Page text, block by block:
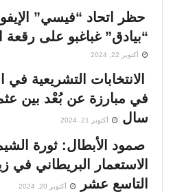
حظر اتحاد “فيسي”
“بيادق” غباغبو على
أكتوبر 22, 2024
الانتخابات التشريعية
في مبارزة عن بُعْد بين
سال
أكتوبر 21, 2024
صمود الأبطال: ثورة
الاستعمار البريطاني في
التاسع عشر
أكتوبر 20, 2024